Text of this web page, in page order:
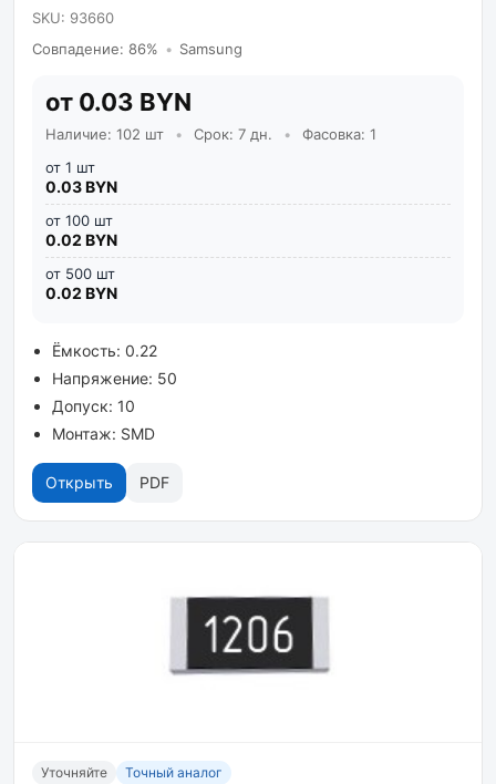
SKU: 93660
Совпадение: 86% • Samsung
от 0.03 BYN
Наличие: 102 шт • Срок: 7 дн. •
Фасовка: 1
от 1 шт
0.03 BYN
от 100 шт
0.02 BYN
от 500 шт
0.02 BYN
Ёмкость: 0.22
Напряжение: 50
Допуск: 10
Монтаж: SMD
Открыть PDF
Уточняйте Точный аналог